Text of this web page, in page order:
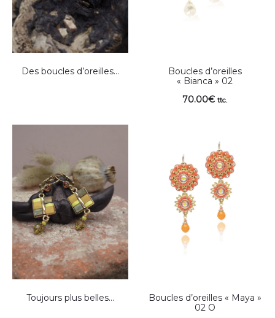
Des boucles d’oreilles…
Boucles d’oreilles
« Bianca » 02
70.00€ ttc.
Toujours plus belles…
Boucles d’oreilles « Maya »
02 O